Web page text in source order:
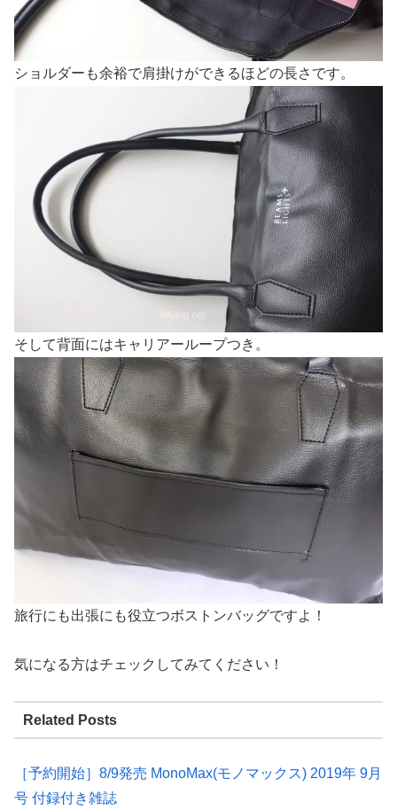
ショルダーも余裕で肩掛けができるほどの長さです。
そして背面にはキャリアーループつき。
旅行にも出張にも役立つボストンバッグですよ！
気になる方はチェックしてみてください！
Related Posts
［予約開始］8/9発売 MonoMax(モノマックス) 2019年 9月
号 付録付き雑誌